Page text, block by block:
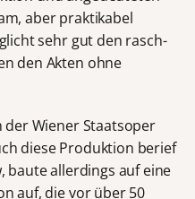
aber praktikabel
sehr gut den rasch-
den Akten ohne
der Wiener Staatsoper
diese Produktion berief
baute allerdings auf eine
auf, die vor über 50